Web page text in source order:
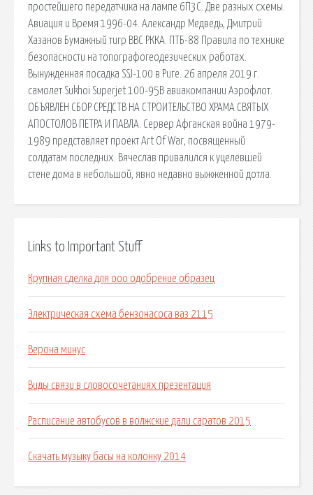
простейшего передатчика на лампе 6П3С. Две разных схемы.
Авиация и Время 1996-04. Александр Медведь, Дмитрий
Хазанов Бумажный тигр ВВС РККА. ПТБ-88 Правила по технике
безопасности на топографогеодезических работах.
Вынужденная посадка SSJ-100 в Риге. 26 апреля 2019 г.
самолет Sukhoi Superjet 100-95B авиакомпании Аэрофлот.
ОБЪЯВЛЕН СБОР СРЕДСТВ НА СТРОИТЕЛЬСТВО ХРАМА СВЯТЫХ
АПОСТОЛОВ ПЕТРА И ПАВЛА. Сервер Афганская война 1979-
1989 представляет проект Art Of War, посвященный
солдатам последних. Вячеслав привалился к уцелевшей
стене дома в небольшой, явно недавно выжженной дотла.
Links to Important Stuff
Крупная сделка для ооо одобрение образец
Электрическая схема бензонасоса ваз 2115
Верона минус
Виды связи в словосочетаниях презентация
Расписание автобусов в волжские дали саратов 2015
Скачать музыку басы на колонку 2014